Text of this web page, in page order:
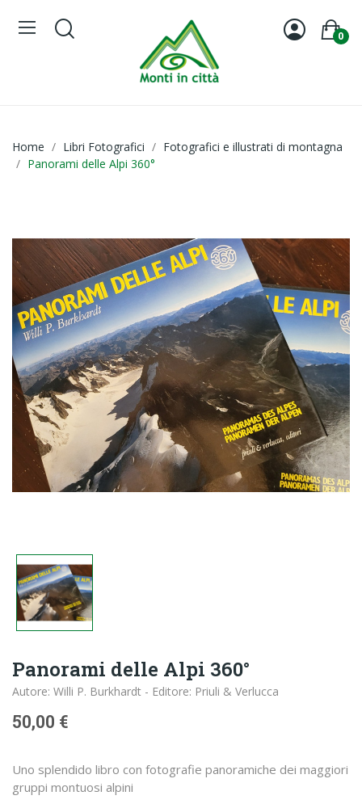
0
Home Libri Fotografici
Fotografici e illustrati di montagna
Panorami delle Alpi 360°
Panorami delle Alpi 360°
Autore: Willi P. Burkhardt - Editore: Priuli & Verlucca
50,00 €
Uno splendido libro con fotografie panoramiche dei maggiori
gruppi montuosi alpini